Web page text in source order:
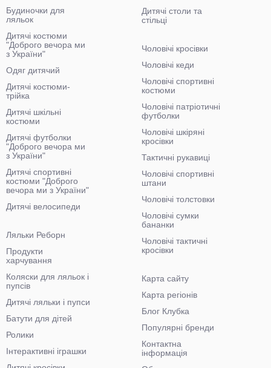
Дитячі столи та
стільці
Будиночки для
ляльок
Дитячі костюми
"Доброго вечора ми
з України"
Одяг дитячий
Дитячі костюми-
трійка
Дитячі шкільні
костюми
Дитячі футболки
"Доброго вечора ми
з України"
Дитячі спортивні
костюми "Доброго
вечора ми з України"
Дитячі велосипеди
Чоловічі кросівки
Чоловічі кеди
Чоловічі спортивні
костюми
Чоловічі патріотичні
футболки
Чоловічі шкіряні
кросівки
Тактичні рукавиці
Чоловічі спортивні
штани
Чоловічі толстовки
Чоловічі сумки
бананки
Чоловічі тактичні
кросівки
Ляльки Реборн
Продукти
харчування
Коляски для ляльок і
пупсів
Дитячі ляльки і пупси
Батути для дітей
Ролики
Інтерактивні іграшки
Карта сайту
Карта регіонів
Блог Клубка
Популярні бренди
Контактна
інформація